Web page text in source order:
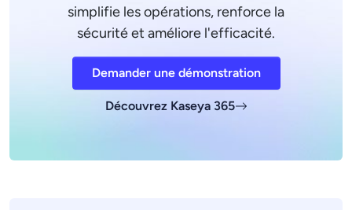
simplifie les opérations, renforce la
sécurité et améliore l'efficacité.
Demander une démonstration
Découvrez Kaseya 365